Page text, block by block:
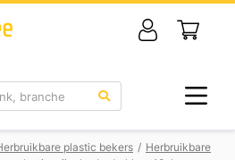
plastic bekers / Herbruikbare